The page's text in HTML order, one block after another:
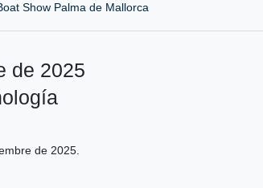
Show Palma de Mallorca
de 2025
de 2025.